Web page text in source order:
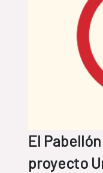
El
proyecto